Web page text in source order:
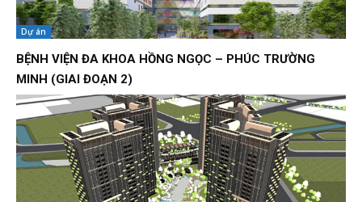
Dự án
BỆNH VIỆN ĐA KHOA HỒNG NGỌC – PHÚC TRƯỜNG
MINH (GIAI ĐOẠN 2)